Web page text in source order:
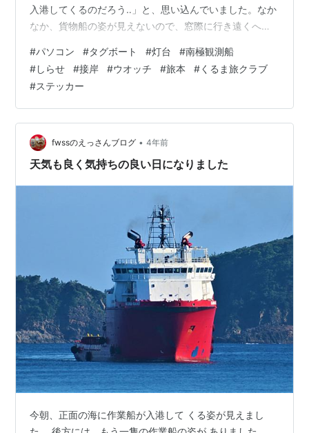
入港してくるのだろう‥」と、思い込んでいました。なか
なか、貨物船の姿が見えないので、窓際に行き遠くへ目
薄い赤色の船が見えました。赤色といえば、いつものコ
ンテナ船の色ですが、コンテナ船なら自力での接岸だ
し、朱色のようにも見えるし「おかしいな～」と、感じ
ていました。 その船が、湾内へ入ってきて、大きく見え
るようになると、南極観測船の「しらせ」だということ
が分かりました。それから「しらせ」の、ウオッ…
#パソコン #タグボート #灯台 #南極観測船
#しらせ #接岸 #ウオッチ #旅本 #くるま旅クラブ
#ステッカー
fwssのえっさんブログ • 4年前
天気も良く気持ちの良い日になりました
今朝、正面の海に作業船が入港して くる姿が見えまし